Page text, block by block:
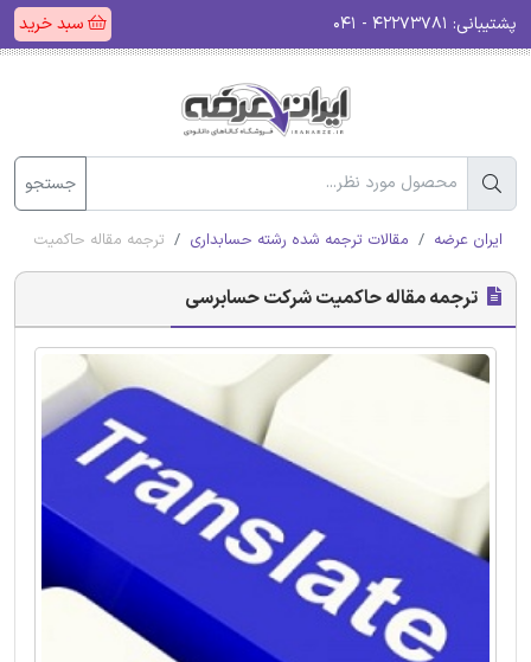
پشتیبانی: سبد خرید
جستجو
ایران عرضه مقالات ترجمه شده رشته حسابداری ترجمه مقاله حاکمیت
ترجمه مقاله حاکمیت شرکت حسابرسی